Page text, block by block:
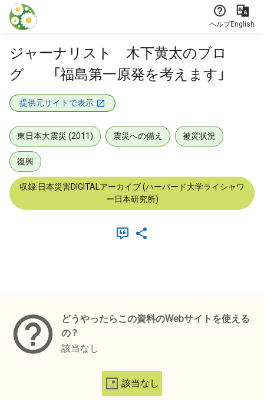
本文に飛ぶ
ヘルプEnglish
ジャーナリスト 木下黄太のブロ
グ 「福島第一原発を考えます」
提供元サイトで表示
東日本大震災 (2011) 震災への備え 被災状況
復興
収録:日本災害DIGITALアーカイブ (ハーバード大学ライシャワ
ー日本研究所)
どうやったらこの資料のWebサイトを使える
の？
該当なし
該当なし